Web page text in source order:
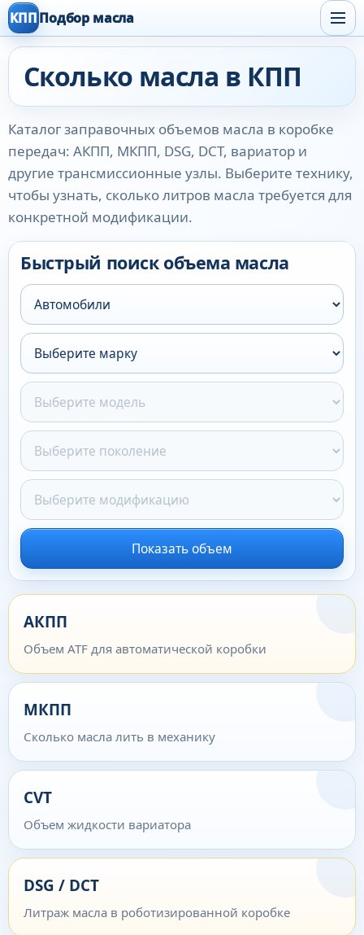
КПППодбор масла
Сколько масла в КПП
Каталог заправочных объемов масла в коробке
передач: АКПП, МКПП, DSG, DCT, вариатор и
другие трансмиссионные узлы. Выберите технику,
чтобы узнать, сколько литров масла требуется для
конкретной модификации.
Быстрый поиск объема масла
Показать объем
АКПП
Объем ATF для автоматической коробки
МКПП
Сколько масла лить в механику
CVT
Объем жидкости вариатора
DSG / DCT
Литраж масла в роботизированной коробке